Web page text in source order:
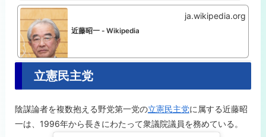
近藤昭一 - Wikipedia
ja.wikipedia.org
立憲民主党
陰謀論者を複数抱える野党第一党の立憲民主党に属する近藤昭
一は、1996年から長きにわたって衆議院議員を務めている。